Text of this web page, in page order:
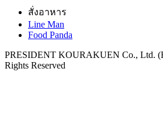
สั่งอาหาร
Line Man
Food Panda
PRESIDENT KOURAKUEN Co., Ltd.
Rights Reserved